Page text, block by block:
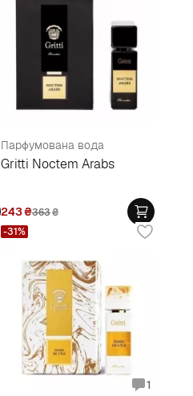
Парфумована вода
Gritti Noctem Arabs
243₴363₴
1
-31%